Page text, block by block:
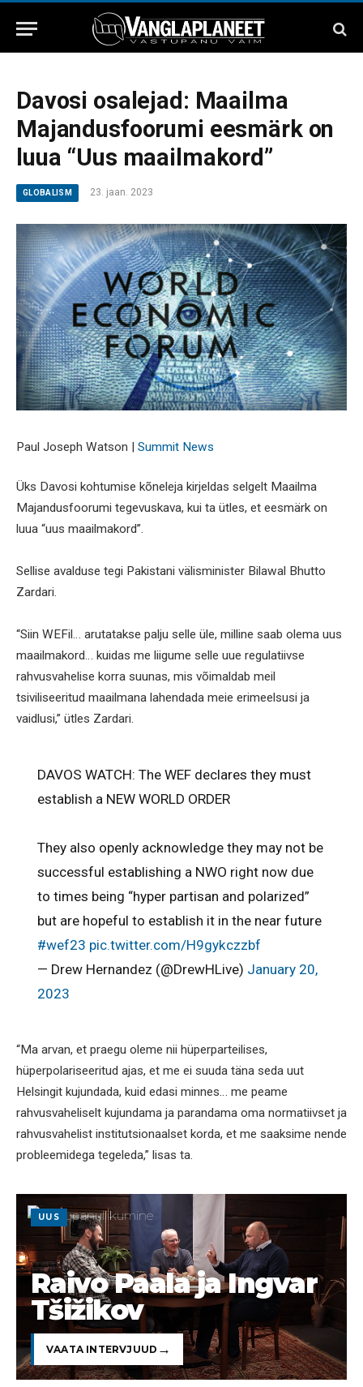
Davosi osalejad: Maailma
Majandusfoorumi eesmärk on
luua “Uus maailmakord”
GLOBALISM 23. jaan. 2023
Paul Joseph Watson | Summit News
Üks Davosi kohtumise kõneleja kirjeldas selgelt Maailma
Majandusfoorumi tegevuskava, kui ta ütles, et eesmärk on
luua “uus maailmakord”.
Sellise avalduse tegi Pakistani välisminister Bilawal Bhutto
Zardari.
“Siin WEFil… arutatakse palju selle üle, milline saab olema uus
maailmakord… kuidas me liigume selle uue regulatiivse
rahvusvahelise korra suunas, mis võimaldab meil
tsiviliseeritud maailmana lahendada meie erimeelsusi ja
vaidlusi,” ütles Zardari.
DAVOS WATCH: The WEF declares they must
establish a NEW WORLD ORDER
They also openly acknowledge they may not be
successful establishing a NWO right now due
to times being “hyper partisan and polarized”
but are hopeful to establish it in the near future
#wef23 pic.twitter.com/H9gykczzbf
— Drew Hernandez (@DrewHLive) January 20,
2023
“Ma arvan, et praegu oleme nii hüperparteilises,
hüperpolariseeritud ajas, et me ei suuda täna seda uut
Helsingit kujundada, kuid edasi minnes… me peame
rahvusvaheliselt kujundama ja parandama oma normatiivset ja
rahvusvahelist institutsionaalset korda, et me saaksime nende
probleemidega tegeleda,” lisas ta.
UUS
Raivo Paala ja Ingvar
Tšižikov
VAATA INTERVJUUD